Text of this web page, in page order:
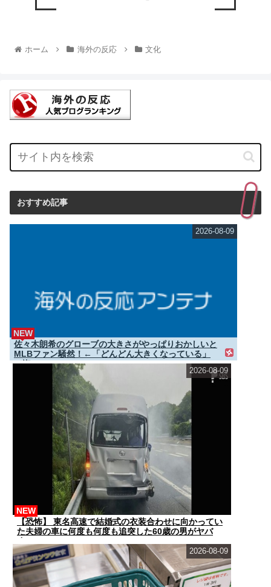
ホーム 海外の反応 文化
おすすめ記事
佐々木朗希のグローブの大きさがやっぱりおかしいと
MLBファン騒然！←「どんどん大きくなっている」
（海...
NEW
2026-08-09
【恐怖】 東名高速で結婚式の衣装合わせに向かってい
た夫婦の車に何度も何度も追突した60歳の男がヤバ
す...
NEW
2026-08-09
2026-08-09